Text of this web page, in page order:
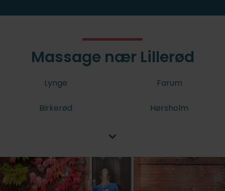
Massage nær Lillerød
Lynge Farum
Birkerød Hørsholm